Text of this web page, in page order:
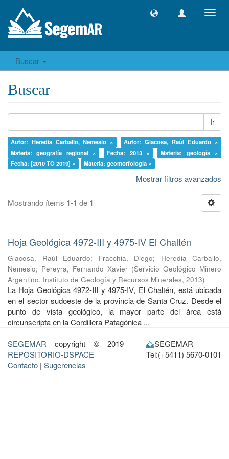
Buscar
Buscar
Ir
Autor: Heredia Carballo, Nemesio ×
Autor: Giacosa, Raúl Eduardo ×
Materia: geografía regional ×
Fecha: 2013 ×
Materia: geología ×
Fecha: [2010 TO 2019] ×
Materia: geomorfología ×
Mostrar filtros avanzados
Mostrando ítems 1-1 de 1
Hoja Geológica 4972-III y 4975-IV El Chaltén
Giacosa, Raúl Eduardo; Fracchia, Diego; Heredia Carballo,
Nemesio; Pereyra, Fernando Xavier (Servicio Geológico Minero
Argentino. Instituto de Geología y Recursos Minerales, 2013)
La Hoja Geológica 4972-III y 4975-IV, El Chaltén, está ubicada
en el sector sudoeste de la provincia de Santa Cruz. Desde el
punto de vista geológico, la mayor parte del área está
circunscripta en la Cordillera Patagónica ...
SEGEMAR copyright © 2019
REPOSITORIO-DSPACE
Contacto | Sugerencias
SEGEMAR
Tel:(+5411) 5670-0101